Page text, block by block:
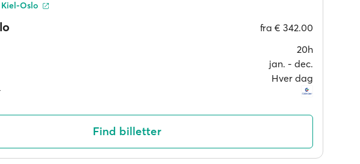
fra € 342.00
20h
jan. ‐ dec.
Hver dag
Oslo
Find billetter